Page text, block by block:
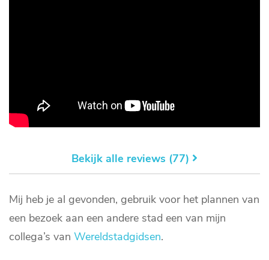
Bekijk alle reviews (77)
Mij heb je al gevonden, gebruik voor het plannen van
een bezoek aan een andere stad een van mijn
collega’s van Wereldstadgidsen.